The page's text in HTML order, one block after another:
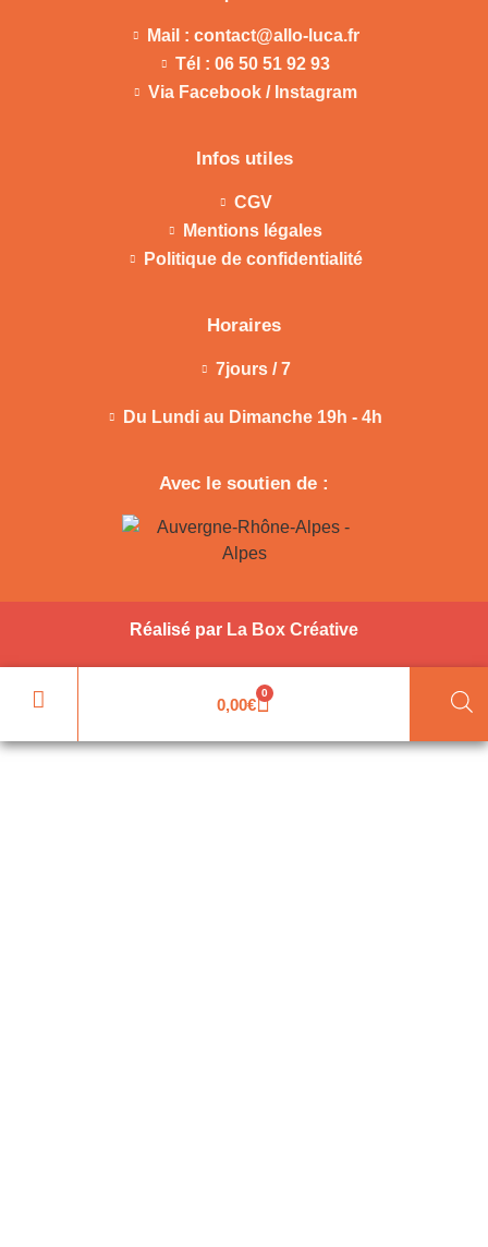
Mail : contact@allo-luca.fr
Tél : 06 50 51 92 93
Via Facebook / Instagram
Infos utiles
CGV
Mentions légales
Politique de confidentialité
Horaires
7jours / 7
Du Lundi au Dimanche 19h - 4h
Avec le soutien de :
Réalisé par La Box Créative
0,00€
0